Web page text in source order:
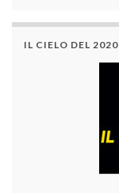
IL CIELO DEL 2020